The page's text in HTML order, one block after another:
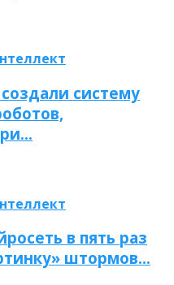
систему
в пять раз
штормов…